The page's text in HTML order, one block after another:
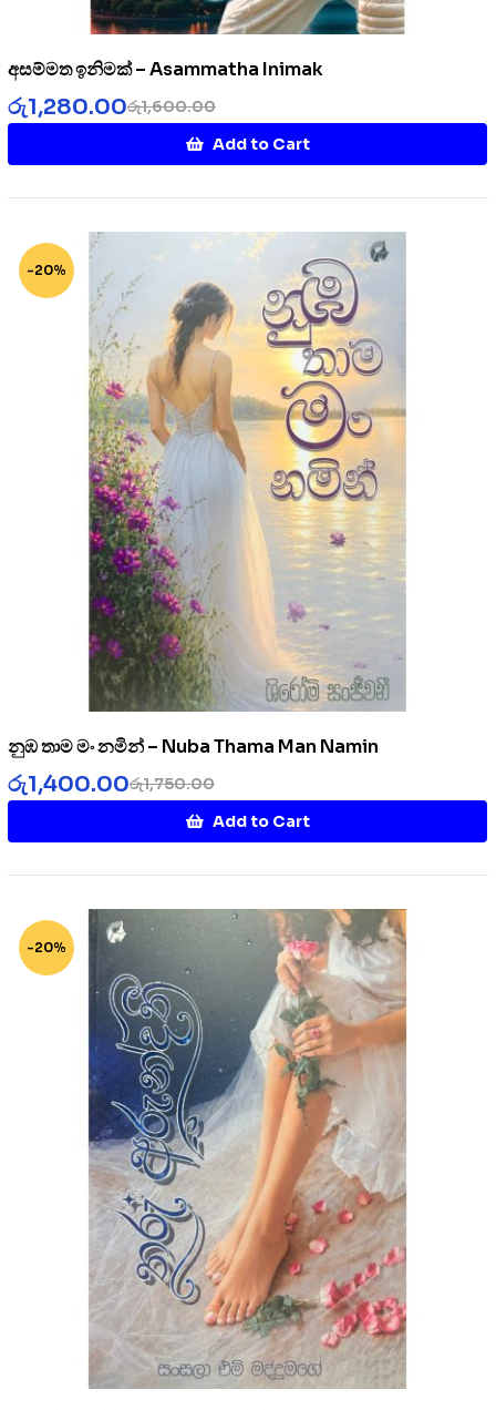
අසම්මත ඉනිමක් – Asammatha Inimak
රු1,600.00
රු1,280.00
Add to Cart
-20%
නුඹ තාම මං නමින් – Nuba Thama Man Namin
රු1,750.00
රු1,400.00
Add to Cart
-20%